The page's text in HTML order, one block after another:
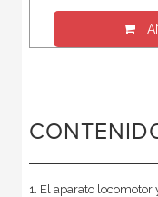
1. El aparato locomotor